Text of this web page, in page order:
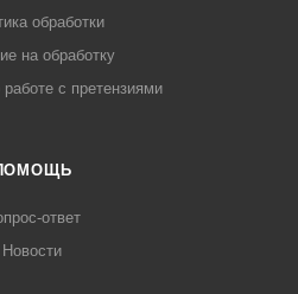
обработки
на обработку
с претензиями
ответ
Новости